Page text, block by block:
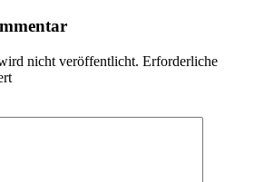
nicht veröffentlicht. Erforderliche